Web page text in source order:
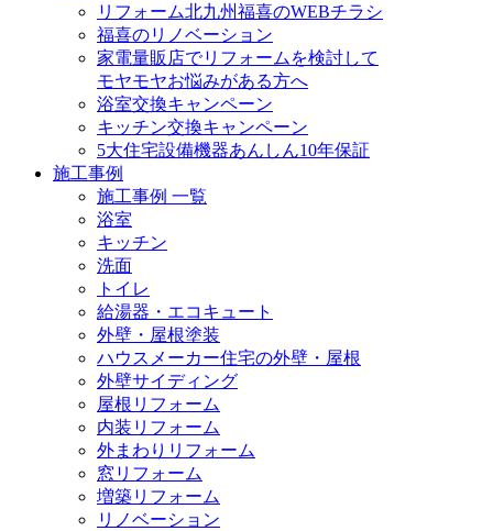
リフォーム北九州福喜のWEBチラシ
福喜のリノベーション
家電量販店でリフォームを検討して
モヤモヤお悩みがある方へ
浴室交換キャンペーン
キッチン交換キャンペーン
5大住宅設備機器あんしん10年保証
施工事例
施工事例 一覧
浴室
キッチン
洗面
トイレ
給湯器・エコキュート
外壁・屋根塗装
ハウスメーカー住宅の外壁・屋根
外壁サイディング
屋根リフォーム
内装リフォーム
外まわりリフォーム
窓リフォーム
増築リフォーム
リノベーション